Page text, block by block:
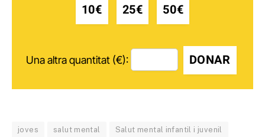
10€ 25€ 50€
Una altra quantitat (€): DONAR
joves salut mental Salut mental infantil i juvenil